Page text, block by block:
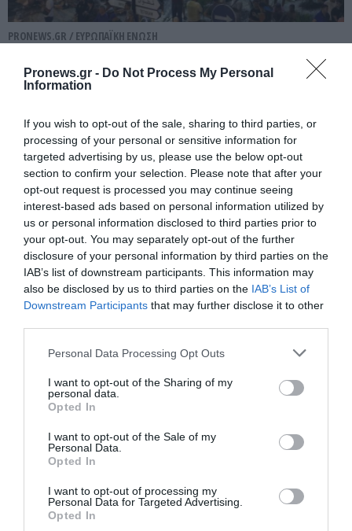
Pronews.gr - Do Not Process My Personal
Information
If you wish to opt-out of the sale, sharing to third parties, or
processing of your personal or sensitive information for
targeted advertising by us, please use the below opt-out
section to confirm your selection. Please note that after your
opt-out request is processed you may continue seeing
interest-based ads based on personal information utilized by
us or personal information disclosed to third parties prior to
your opt-out. You may separately opt-out of the further
disclosure of your personal information by third parties on the
IAB’s list of downstream participants. This information may
also be disclosed by us to third parties on the IAB’s List of
Downstream Participants that may further disclose it to other
Please note that this website/app uses one or more Google
not limited to your visit or usage behaviour. You may click to
grant or deny consent to Google and its third-party tags to
use your data for below specified purposes in below Google
consent section.
Personal Data Processing Opt Outs
I want to opt-out of the Sharing of my
personal data.
Opted In
I want to opt-out of the Sale of my
Personal Data.
Opted In
I want to opt-out of processing my
Personal Data for Targeted Advertising.
Opted In
PRONEWS.GR / ΕΥΡΩΠΑΪΚΗ ΕΝΩΣΗ
ΕΕ: Φοβούνται τώρα επέλαση
βορειοαφρικανών από την Ισπανία στην
31.07.2026 | 16:31
Εσθονία: Το ψηφιακό θαύμα της
Ευρώπης που ψηφίζει από τον καναπέ
και πληρώνει φόρους σε 3 λεπτά